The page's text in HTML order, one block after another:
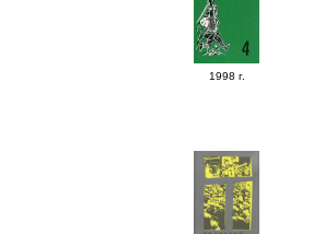
1998 г.